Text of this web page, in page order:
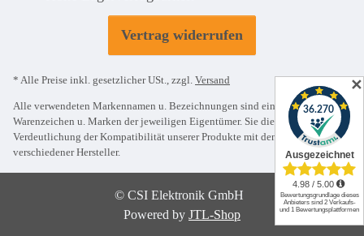
Vertrag widerrufen
* Alle Preise inkl. gesetzlicher USt., zzgl. Versand
Alle verwendeten Markennamen u. Bezeichnungen sind eingetragene
Warenzeichen u. Marken der jeweiligen Eigentümer. Sie dienen nur zur
Verdeutlichung der Kompatibilität unserer Produkte mit den Produkten
verschiedener Hersteller.
© CSI Elektronik GmbH
Powered by JTL-Shop
✕